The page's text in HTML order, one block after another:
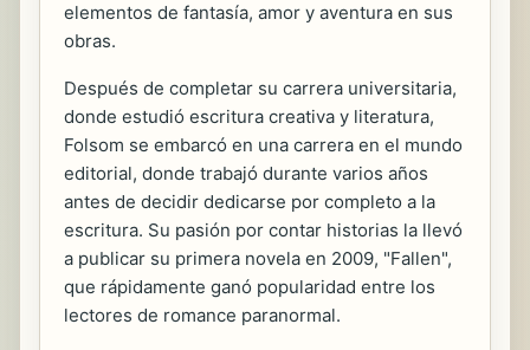
elementos de fantasía, amor y aventura en sus
obras.
Después de completar su carrera universitaria,
donde estudió escritura creativa y literatura,
Folsom se embarcó en una carrera en el mundo
editorial, donde trabajó durante varios años
antes de decidir dedicarse por completo a la
escritura. Su pasión por contar historias la llevó
a publicar su primera novela en 2009, "Fallen",
que rápidamente ganó popularidad entre los
lectores de romance paranormal.